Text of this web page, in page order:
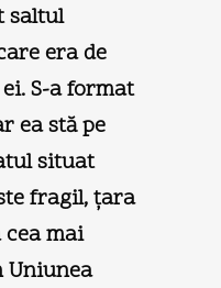
saltul
era de
S-a format
ea stă pe
situat
fragil, ţara
mai
Uniunea